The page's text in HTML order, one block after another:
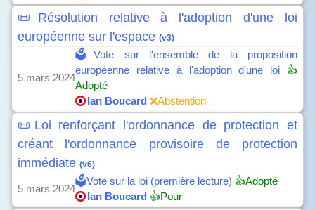
📜Résolution relative à l'adoption d'une loi
européenne sur l'espace (v3)
5 mars 2024
🗳️Vote sur l'ensemble de la proposition
européenne relative à l'adoption d'une loi
👍
Adopté
Ian Boucard ❌Abstention
📜Loi renforçant l'ordonnance de protection et
créant l'ordonnance provisoire de protection
immédiate (v6)
5 mars 2024
🗳️Vote sur la loi (première lecture) 👍Adopté
Ian Boucard 👍Pour